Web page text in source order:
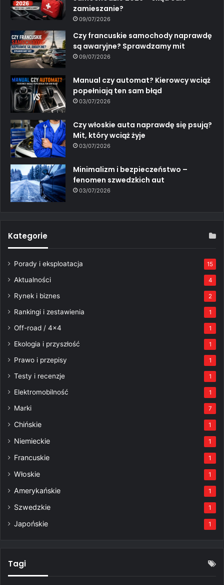
zamieszanie?
09/07/2026
Czy francuskie samochody naprawdę
są awaryjne? Sprawdzamy mit
09/07/2026
Manual czy automat? Kierowcy wciąż
popełniają ten sam błąd
03/07/2026
Czy włoskie auta naprawdę się psują?
Mit, który wciąż żyje
03/07/2026
Minimalizm i bezpieczeństwo –
fenomen szwedzkich aut
03/07/2026
Kategorie
Porady i eksploatacja 15
Aktualności 4
Rynek i biznes 2
Rankingi i zestawienia 1
Off-road / 4×4 1
Ekologia i przyszłość 1
Prawo i przepisy 1
Testy i recenzje 1
Elektromobilność 1
Marki 7
Chińskie 1
Niemieckie 1
Francuskie 1
Włoskie 1
Amerykańskie 1
Szwedzkie 1
Japońskie 1
Tagi